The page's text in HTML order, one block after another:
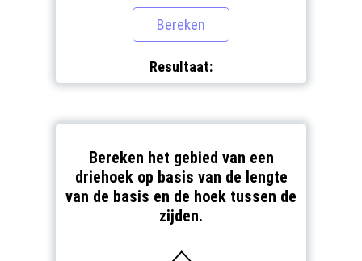
Resultaat:
Bereken het gebied van een
driehoek op basis van de lengte
van de basis en de hoek tussen de
zijden.